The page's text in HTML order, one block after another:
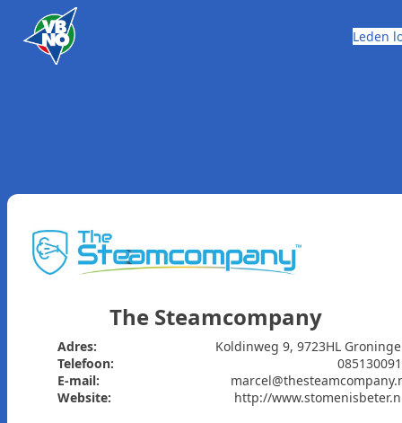
Skip to content
Leden
The Steamcompany
Adres:
Koldinweg 9, 9723HL
Telefoon:
E-mail:
Website:
http://